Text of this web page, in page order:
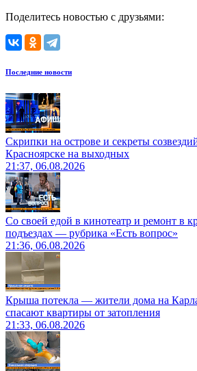
Поделитесь новостью с друзьями:
Последние новости
Скрипки на острове и секреты
Красноярске на выходных
21:37, 06.08.2026
Со своей едой в кинотеатр и ремонт в
подъездах — рубрика «Есть вопрос»
21:36, 06.08.2026
Крыша потекла — жители дома на
спасают квартиры от затопления
21:33, 06.08.2026